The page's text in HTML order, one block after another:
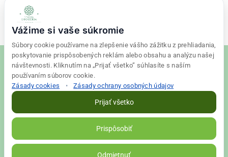
Pridať do košíka
Zásady ochrany osobných údajov|
VALLS s. r. o. | IČO: 56698526 | DIČ: 2122398663
Vážime si vaše súkromie
Súbory cookie používame na zlepšenie vášho zážitku z prehliadania,
poskytovanie prispôsobených reklám alebo obsahu a analýzu našej
návštevnosti. Kliknutím na „Prijať všetko” súhlasíte s naším
používaním súborov cookie.
Zásady cookies
• Zásady ochrany osobných údajov
Prispôsobiť
Odmietnuť
Prijať všetko